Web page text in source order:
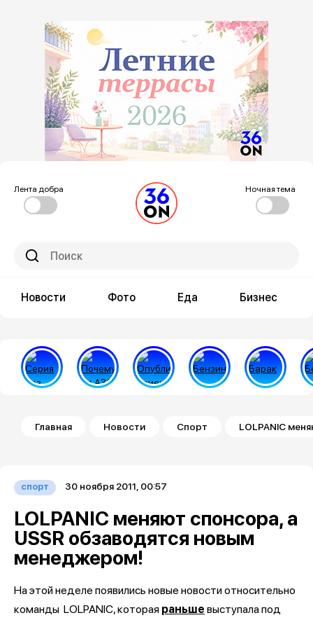
Лента добра Ночная тема
Новости Фото Еда Бизнес
Строка навигации
Главная Новости Спорт LOLPANIC
спорт 30 ноября 2011, 00:57
LOLPANIC меняют спонсора, а
USSR обзаводятся новым
менеджером!
На этой неделе появились новые новости относительно
команды LOLPANIC, которая раньше выступала под